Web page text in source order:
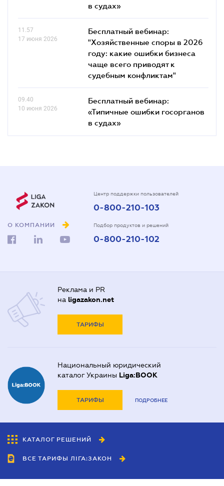
в судах»
11.57
17 июня 2026
Бесплатный вебинар:
"Хозяйственные споры в 2026
году: какие ошибки бизнеса
чаще всего приводят к
судебным конфликтам"
09.40
10 июня 2026
Бесплатный вебинар:
«Типичные ошибки госорганов
в судах»
О КОМПАНИИ
Центр поддержки пользователей
0-800-210-103
Подбор продуктов и решений
0-800-210-102
Реклама и PR
на ligazakon.net
ТАРИФЫ
Национальный юридический
каталог Украины Liga:BOOK
ТАРИФЫ ПОДРОБНЕЕ
КАТАЛОГ РЕШЕНИЙ
ВСЕ ТАРИФЫ ЛІГА:ЗАКОН